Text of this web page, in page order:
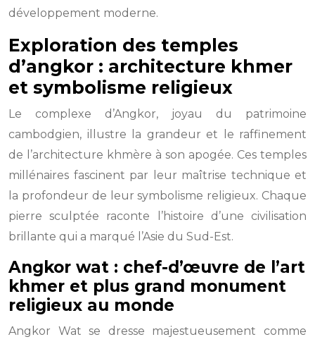
développement moderne.
Exploration des temples
d’angkor : architecture khmer
et symbolisme religieux
Le complexe d’Angkor, joyau du patrimoine
cambodgien, illustre la grandeur et le raffinement
de l’architecture khmère à son apogée. Ces temples
millénaires fascinent par leur maîtrise technique et
la profondeur de leur symbolisme religieux. Chaque
pierre sculptée raconte l’histoire d’une civilisation
brillante qui a marqué l’Asie du Sud-Est.
Angkor wat : chef-d’œuvre de l’art
khmer et plus grand monument
religieux au monde
Angkor Wat se dresse majestueusement comme